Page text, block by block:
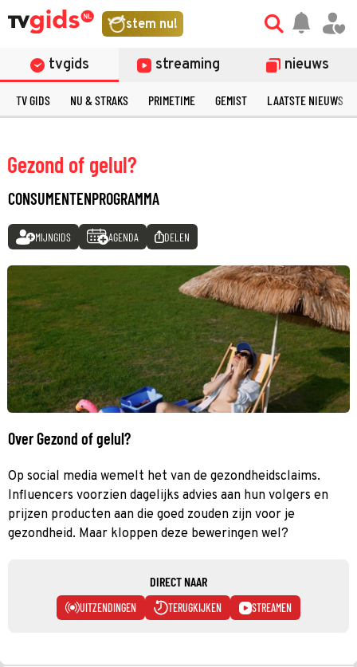
stem nu!
tvgids streaming nieuws
TV GIDS NU & STRAKS PRIMETIME GEMIST LAATSTE NIEUWS
Gezond of gelul?
CONSUMENTENPROGRAMMA
MIJNGIDS AGENDA DELEN
Over Gezond of gelul?
Op social media wemelt het van de gezondheidsclaims.
Influencers voorzien dagelijks advies aan hun volgers en
prijzen producten aan die goed zouden zijn voor je
gezondheid. Maar kloppen deze beweringen wel?
DIRECT NAAR
UITZENDINGEN TERUGKIJKEN STREAMEN